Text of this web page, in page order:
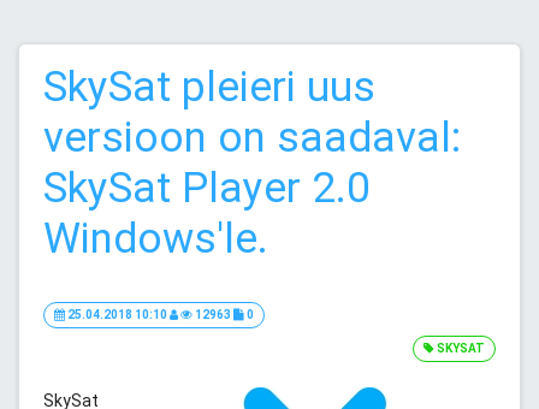
SkySat pleieri uus
versioon on saadaval:
SkySat Player 2.0
Windows'le.
25.04.2018 10:10 12963 0
SKYSAT
SkySat